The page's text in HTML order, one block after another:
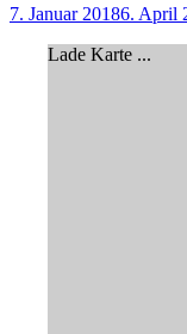
Posted
7. Januar 20186. April
Lade Karte ...